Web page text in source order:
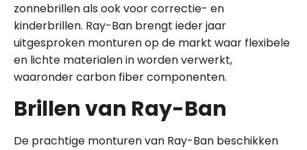
zonnebrillen als ook voor correctie- en
kinderbrillen. Ray-Ban brengt ieder jaar
uitgesproken monturen op de markt waar flexibele
en lichte materialen in worden verwerkt,
waaronder carbon fiber componenten.
Brillen van Ray-Ban
De prachtige monturen van Ray-Ban beschikken